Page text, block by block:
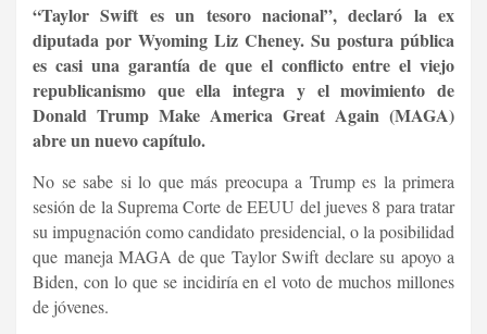
“Taylor Swift es un tesoro nacional”, declaró la ex
diputada por Wyoming Liz Cheney. Su postura pública
es casi una garantía de que el conflicto entre el viejo
republicanismo que ella integra y el movimiento de
Donald Trump Make America Great Again (MAGA)
abre un nuevo capítulo.
No se sabe si lo que más preocupa a Trump es la primera
sesión de la Suprema Corte de EEUU del jueves 8 para tratar
su impugnación como candidato presidencial, o la posibilidad
que maneja MAGA de que Taylor Swift declare su apoyo a
Biden, con lo que se incidiría en el voto de muchos millones
de jóvenes.